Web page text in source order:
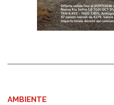
AMBIENTE